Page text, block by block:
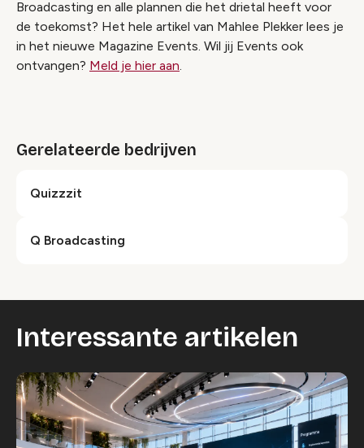
Broadcasting en alle plannen die het drietal heeft voor
de toekomst? Het hele artikel van Mahlee Plekker lees je
in het nieuwe Magazine Events. Wil jij Events ook
ontvangen? Meld je hier aan
Gerelateerde bedrijven
Quizzzit
Q Broadcasting
Interessante artikelen